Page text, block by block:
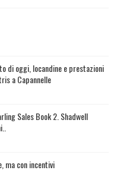
di oggi, locandine e prestazioni
a Capannelle
Sales Book 2. Shadwell
ma con incentivi